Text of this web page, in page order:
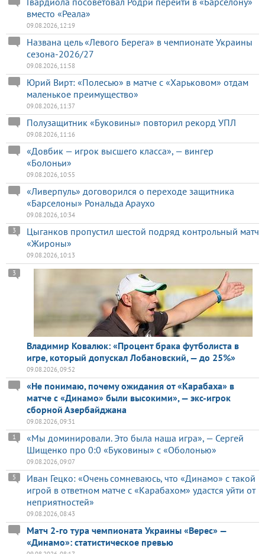
вместо «Реала»
09.08.2026, 12:19
Названа цель «Левого Берега» в чемпионате Украины
сезона-2026/27
09.08.2026, 11:58
Юрий Вирт: «Полесью» в матче с «Харьковом» отдам
маленькое преимущество»
09.08.2026, 11:37
Полузащитник «Буковины» повторил рекорд УПЛ
09.08.2026, 11:16
«Довбик — игрок высшего класса», — вингер
«Болоньи»
09.08.2026, 10:55
«Ливерпуль» договорился о переходе защитника
«Барселоны» Рональда Араухо
09.08.2026, 10:34
Цыганков пропустил шестой подряд контрольный матч
«Жироны»
3
09.08.2026, 10:13
Владимир Ковалюк: «Процент брака футболиста в
игре, который допускал Лобановский, — до 25%»
3
09.08.2026, 09:52
«Не понимаю, почему ожидания от «Карабаха» в
матче с «Динамо» были высокими», — экс-игрок
сборной Азербайджана
09.08.2026, 09:31
«Мы доминировали. Это была наша игра», — Сергей
Шищенко про 0:0 «Буковины» с «Оболонью»
1
09.08.2026, 09:07
Иван Гецко: «Очень сомневаюсь, что «Динамо» с такой
игрой в ответном матче с «Карабахом» удастся уйти от
неприятностей»
5
09.08.2026, 08:43
Матч 2-го тура чемпионата Украины «Верес» —
«Динамо»: статистическое превью